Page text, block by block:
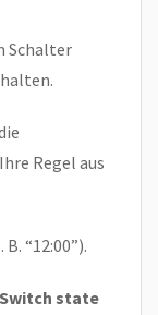
Schalter
Regel aus
B. “12:00”).
Switch state